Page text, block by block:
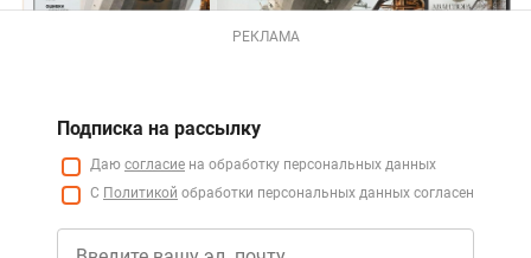
РЕКЛАМА
Подписка на рассылку
Даю согласие на обработку персональных данных
С Политикой обработки персональных данных согласен